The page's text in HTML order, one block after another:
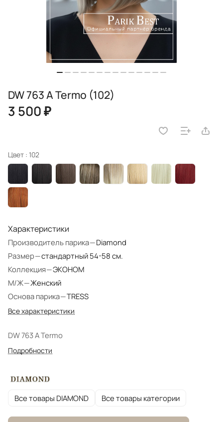
DW 763 A Termo (102)
3 500 ₽
Цвет : 102
Характеристики
Производитель парика—Diamond
Размер—стандартный 54-58 см.
Коллекция—ЭКОНОМ
М/Ж—Женский
Основа парика—TRESS
Все характеристики
DW 763 A Termo
Подробности
Все товары DIAMOND Все товары категории